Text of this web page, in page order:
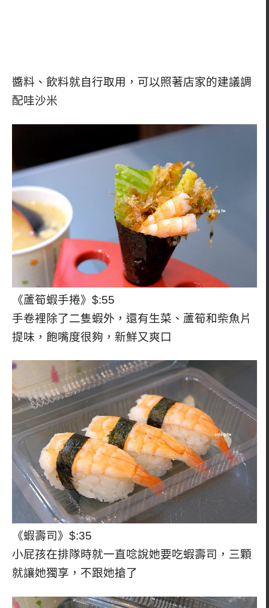
醬料、飲料就自行取用，可以照著店家的建議調
配哇沙米
《蘆筍蝦手捲》$:55
手卷裡除了二隻蝦外，還有生菜、蘆筍和柴魚片
提味，飽嘴度很夠，新鮮又爽口
《蝦壽司》$:35
小屁孩在排隊時就一直唸說她要吃蝦壽司，三顆
就讓她獨享，不跟她搶了